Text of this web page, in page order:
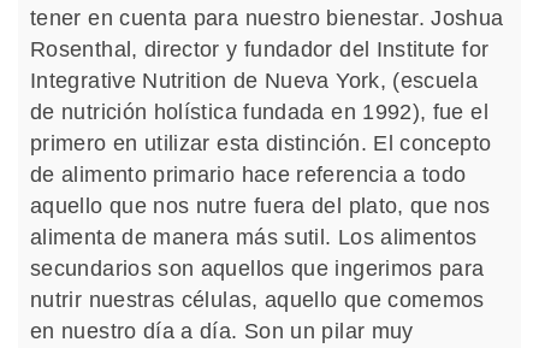
tener en cuenta para nuestro bienestar. Joshua
Rosenthal, director y fundador del Institute for
Integrative Nutrition de Nueva York, (escuela
de nutrición holística fundada en 1992), fue el
primero en utilizar esta distinción. El concepto
de alimento primario hace referencia a todo
aquello que nos nutre fuera del plato, que nos
alimenta de manera más sutil. Los alimentos
secundarios son aquellos que ingerimos para
nutrir nuestras células, aquello que comemos
en nuestro día a día. Son un pilar muy